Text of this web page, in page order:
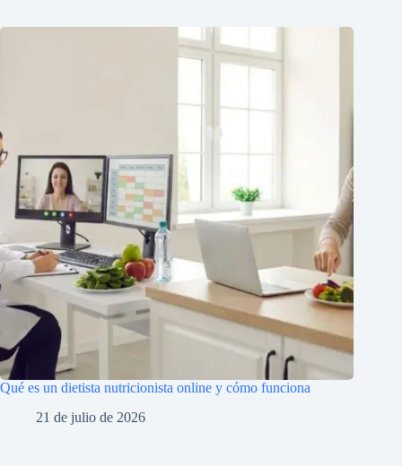
Qué es un dietista nutricionista online y cómo funciona
21 de julio de 2026